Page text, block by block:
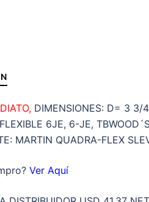
DIMENSIONES: D= 3 3/
6JE, 6-JE,
MARTIN QUADRA-FLEX
Ver Aquí